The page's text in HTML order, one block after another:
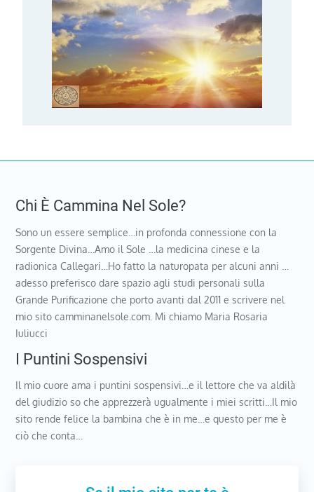
Chi È Cammina Nel Sole?
Sono un essere semplice…in profonda connessione con la
Sorgente Divina…Amo il Sole …la medicina cinese e la
radionica Callegari…Ho fatto la naturopata per alcuni anni …
adesso preferisco dare spazio agli studi personali sulla
Grande Purificazione che porto avanti dal 2011 e scrivere nel
mio sito camminanelsole.com. Mi chiamo Maria Rosaria
Iuliucci
I Puntini Sospensivi
Il mio cuore ama i puntini sospensivi…e il lettore che va aldilà
del giudizio so che apprezzerà ugualmente i miei scritti…Il mio
sito rende felice la bambina che è in me…e questo per me è
ciò che conta…